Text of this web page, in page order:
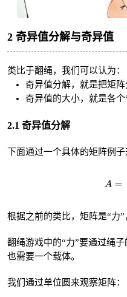
2 奇异值分解与奇异值
类比于翻绳，我们可以认为：
奇异值分解，就是把矩阵
奇异值的大小，就是各个
2.1 奇异值分解
下面通过一个具体的矩阵例子
根据之前的类比，矩阵是“力”
翻绳游戏中的“力”要通过绳
也需要一个载体。
我们通过单位圆来观察矩阵：